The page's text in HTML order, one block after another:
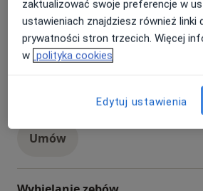
Umów
Szczegóły Wypełnienie
Umów
zaktualizować swoje preferencje w
ustawieniach znajdziesz również linki
prywatności stron trzecich. Więcej
w polityka cookies
Edytuj ustawienia